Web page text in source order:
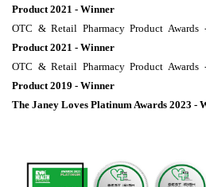
Product 2021 - Winner
OTC & Retail Pharmacy Product
Product 2021 - Winner
OTC & Retail Pharmacy Product
Product 2019 - Winner
The Janey Loves Platinum Awards 2023 -